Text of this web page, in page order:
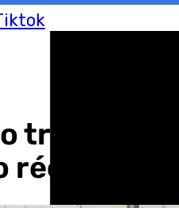
tras de sí
récords